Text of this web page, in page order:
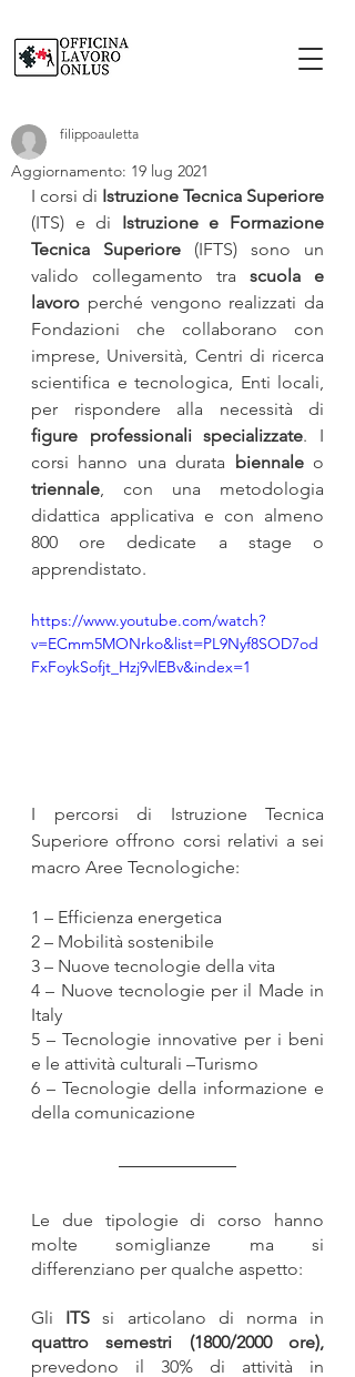
filippoauletta
Aggiornamento: 19 lug 2021
I corsi di Istruzione Tecnica Superiore
(ITS) e di Istruzione e Formazione
Tecnica Superiore (IFTS) sono un
valido collegamento tra scuola e
lavoro perché vengono realizzati da
Fondazioni che collaborano con
imprese, Università, Centri di ricerca
scientifica e tecnologica, Enti locali,
figure professionali specializzate. I
corsi hanno una durata biennale
triennale, con una metodologia
didattica applicativa e con almeno
800 ore dedicate a stage o
apprendistato.
https://www.youtube.com/watch?
v=ECmm5MONrko&list=PL9Nyf8SOD7od
FxFoykSofjt_Hzj9vlEBv&index=1
I percorsi di Istruzione Tecnica
Superiore offrono corsi relativi a sei
macro Aree Tecnologiche:
1 – Efficienza energetica
2 – Mobilità sostenibile
3 – Nuove tecnologie della vita
4 – Nuove tecnologie per il Made in
Italy
5 – Tecnologie innovative per i beni
e le attività culturali –Turismo
6 – Tecnologie della informazione e
della comunicazione
Le due tipologie di corso hanno
molte somiglianze ma si
differenziano per qualche aspetto:
Gli ITS
quattro semestri (1800/2000 ore),
prevedono il 30% di attività in